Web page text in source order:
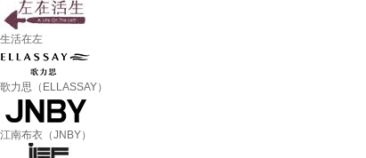
生活在左
歌力思（ELLASSAY）
江南布衣（JNBY）